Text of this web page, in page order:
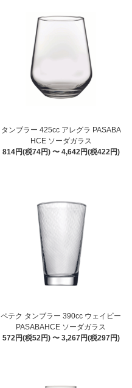
タンブラー 425cc アレグラ PASABA
HCE ソーダガラス
814円(税74円) 〜 4,642円(税422円)
ペテク タンブラー 390cc ウェイビー
PASABAHCE ソーダガラス
572円(税52円) 〜 3,267円(税297円)